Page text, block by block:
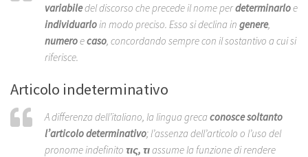
variabiledel discorso che precede il nome perdeterminarloe
individuarlo in modo preciso. Esso si declina in genere,
numeroecaso , concordando sempre con il sostantivo a cui si
riferisce.
Articolo indeterminativo
A differenza dell’italiano, la lingua grecaconosce soltanto
l’articolo determinativo; l’assenza dell’articolo o l’uso del
pronome indefinito τις, τιassume la funzione di rendere